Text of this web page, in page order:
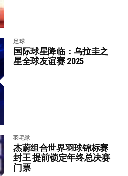
足球
国际球星降临：乌拉圭之
星全球友谊赛 2025
羽毛球
杰蔚组合世界羽球锦标赛
封王 提前锁定年终总决赛
门票